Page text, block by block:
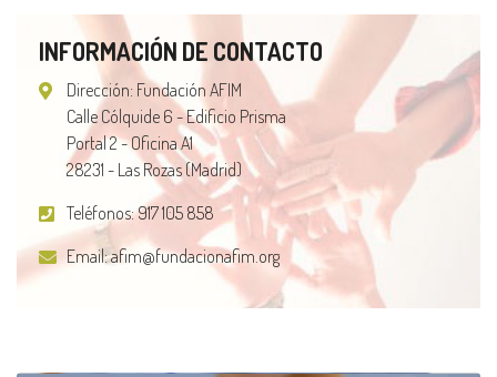
INFORMACIÓN DE CONTACTO
Dirección: Fundación AFIM
Calle Cólquide 6 - Edificio Prisma
Portal 2 - Oficina A1
28231 - Las Rozas (Madrid)
Teléfonos:917 105 858
Email:afim@fundacionafim.org